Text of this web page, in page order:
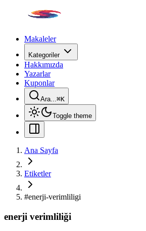
Makaleler
Kategoriler
Hakkımızda
Yazarlar
Kuponlar
Ara...⌘K
Toggle theme
Ana Sayfa
Etiketler
#enerji-verimliligi
enerji verimliliği